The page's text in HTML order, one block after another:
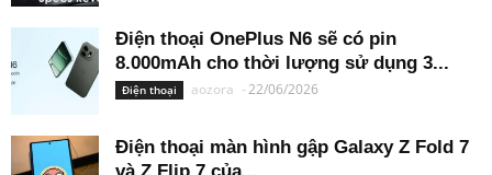
Điện thoại OnePlus N6 sẽ có pin
8.000mAh cho thời lượng sử dụng 3...
Điện thoại aozora -22/06/2026
Điện thoại màn hình gập Galaxy Z Fold 7